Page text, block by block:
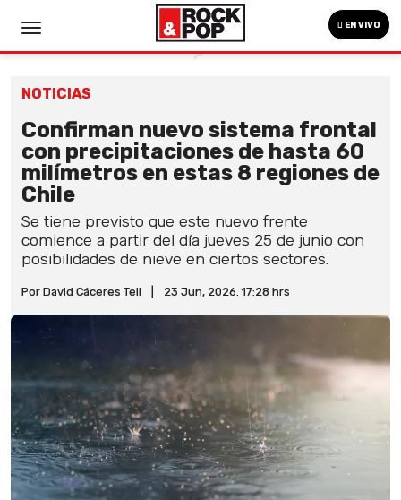
EN VIVO
NOTICIAS
Confirman nuevo sistema frontal
con precipitaciones de hasta 60
milímetros en estas 8 regiones de
Chile
Se tiene previsto que este nuevo frente
comience a partir del día jueves 25 de junio con
posibilidades de nieve en ciertos sectores.
Por David Cáceres Tell 23 Jun, 2026. 17:28 hrs